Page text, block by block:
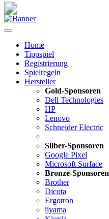
Home
Tippspiel
Registrierung
Spielregeln
Hersteller
Gold-Sponsoren
Dell Technologies
HP
Lenovo
Schneider Electric
Silber-Sponsoren
Google Pixel
Microsoft Surface
Bronze-Sponsoren
Brother
Dicota
Ergotron
iiyama